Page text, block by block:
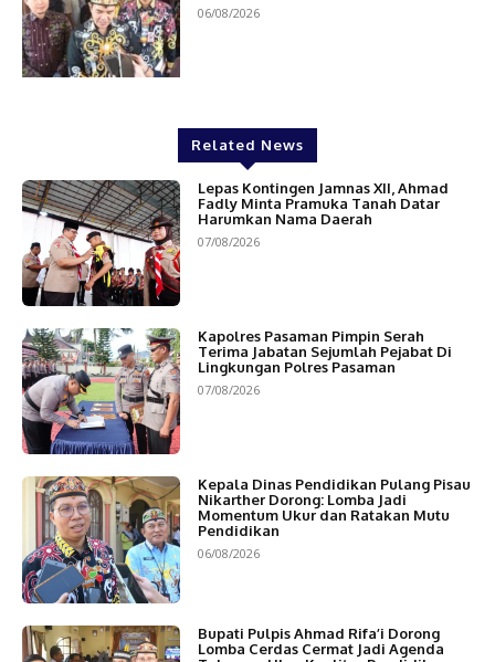
06/08/2026
Related News
Lepas Kontingen Jamnas XII, Ahmad
Fadly Minta Pramuka Tanah Datar
Harumkan Nama Daerah
07/08/2026
Kapolres Pasaman Pimpin Serah
Terima Jabatan Sejumlah Pejabat Di
Lingkungan Polres Pasaman
07/08/2026
Kepala Dinas Pendidikan Pulang Pisau
Nikarther Dorong: Lomba Jadi
Momentum Ukur dan Ratakan Mutu
Pendidikan
06/08/2026
Bupati Pulpis Ahmad Rifa’i Dorong
Lomba Cerdas Cermat Jadi Agenda